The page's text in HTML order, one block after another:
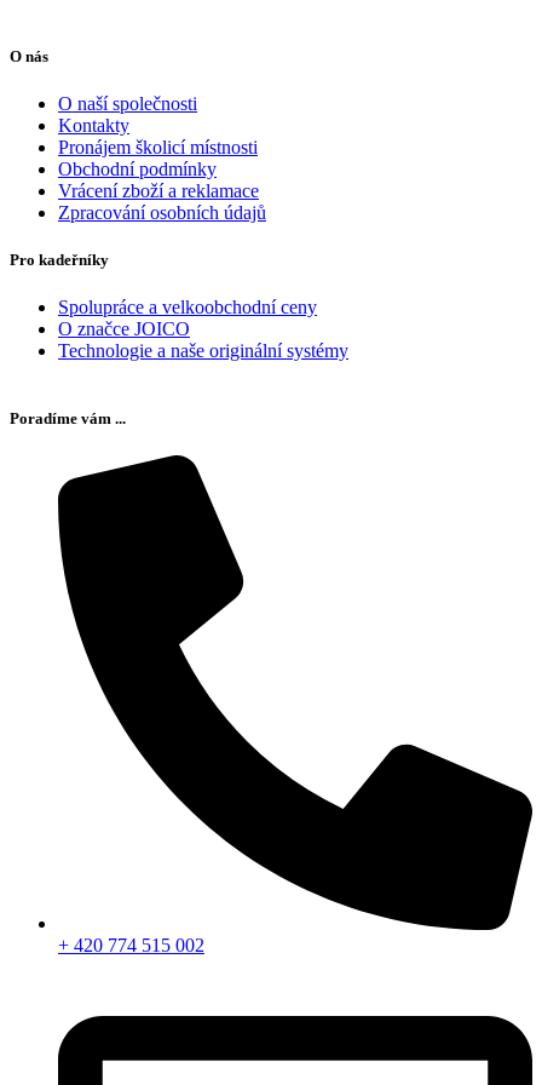
O nás
O naší společnosti
Kontakty
Pronájem školicí místnosti
Obchodní podmínky
Vrácení zboží a reklamace
Zpracování osobních údajů
Pro kadeřníky
Spolupráce a velkoobchodní ceny
O značce JOICO
Technologie a naše originální systémy
Poradíme vám ...
+ 420 774 515 002